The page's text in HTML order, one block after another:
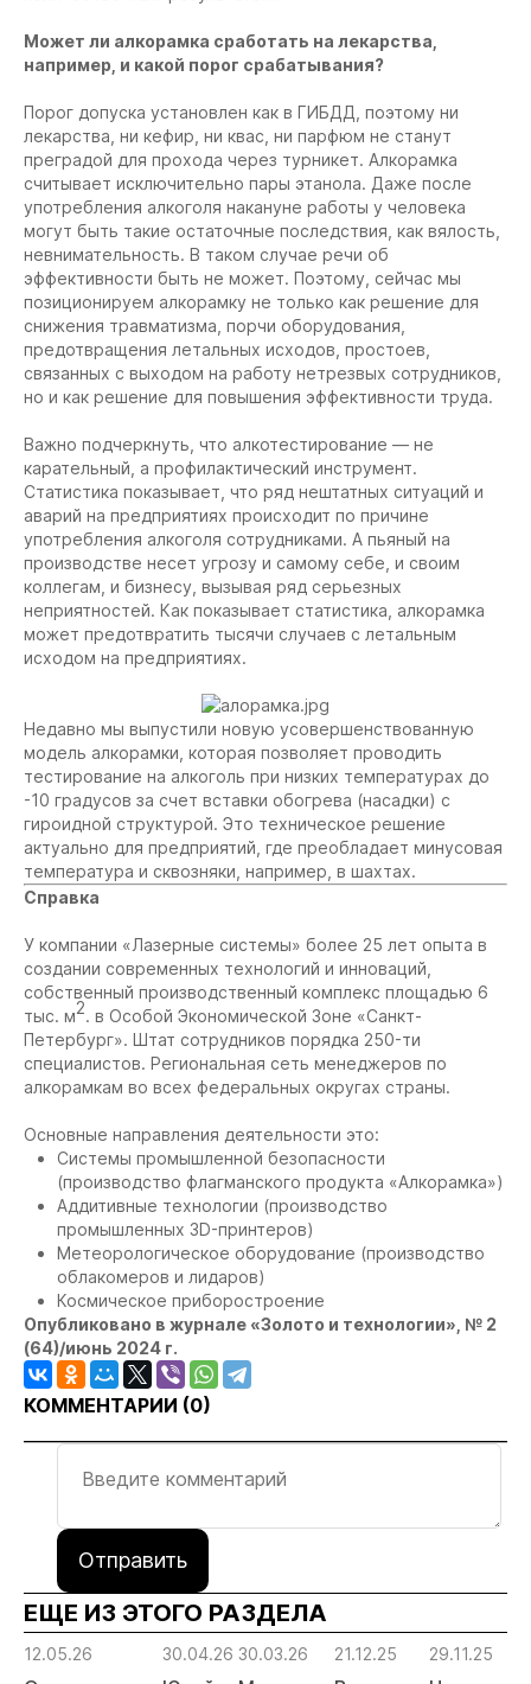
Может ли алкорамка сработать на лекарства,
например, и какой порог срабатывания?
Порог допуска установлен как в ГИБДД, поэтому ни
лекарства, ни кефир, ни квас, ни парфюм не станут
преградой для прохода через турникет. Алкорамка
считывает исключительно пары этанола. Даже после
употребления алкоголя накануне работы у человека
могут быть такие остаточные последствия, как вялость,
невнимательность. В таком случае речи об
эффективности быть не может. Поэтому, сейчас мы
позиционируем алкорамку не только как решение для
снижения травматизма, порчи оборудования,
предотвращения летальных исходов, простоев,
связанных с выходом на работу нетрезвых сотрудников,
но и как решение для повышения эффективности труда.
Важно подчеркнуть, что алкотестирование — не
карательный, а профилактический инструмент.
Статистика показывает, что ряд нештатных ситуаций и
аварий на предприятиях происходит по причине
употребления алкоголя сотрудниками. А пьяный на
производстве несет угрозу и самому себе, и своим
коллегам, и бизнесу, вызывая ряд серьезных
неприятностей. Как показывает статистика, алкорамка
может предотвратить тысячи случаев с летальным
исходом на предприятиях.
Недавно мы выпустили новую усовершенствованную
модель алкорамки, которая позволяет проводить
тестирование на алкоголь при низких температурах до
-10 градусов за счет вставки обогрева (насадки) с
гироидной структурой. Это техническое решение
актуально для предприятий, где преобладает минусовая
температура и сквозняки, например, в шахтах.
Справка
У компании «Лазерные системы» более 25 лет опыта в
создании современных технологий и инноваций,
собственный производственный комплекс площадью 6
тыс. м2. в Особой Экономической Зоне «Санкт-
Петербург». Штат сотрудников порядка 250-ти
специалистов. Региональная сеть менеджеров по
алкорамкам во всех федеральных округах страны.
Основные направления деятельности это:
Системы промышленной безопасности
(производство флагманского продукта «Алкорамка»)
Аддитивные технологии (производство
промышленных 3D-принтеров)
Метеорологическое оборудование (производство
облакомеров и лидаров)
Космическое приборостроение
Опубликовано в журнале «Золото и технологии», № 2
(64)/июнь 2024 г.
КОММЕНТАРИИ (0)
Отправить
ЕЩЕ ИЗ ЭТОГО РАЗДЕЛА
12.05.26 30.04.26 30.03.26 21.12.25 29.11.25